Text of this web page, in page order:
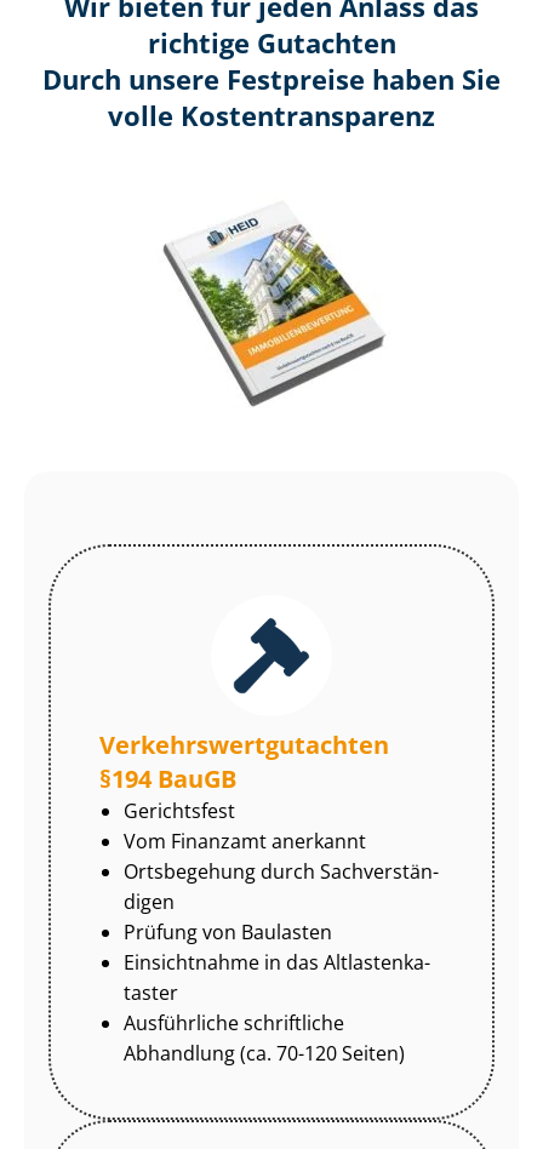
richtige Gutachten
Durch unsere Festpreise haben Sie
volle Kosten­transparenz
Ver­kehrs­wert­gut­ach­ten
§194 BauGB
Gerichtsfest
Vom Finanzamt anerkannt
Ortsbegehung durch Sach­ver­stän­
di­gen
Prüfung von Baulasten
Einsichtnahme in das Alt­las­ten­ka­
tas­ter
Ausführliche schriftliche
Abhandlung (ca. 70-120 Seiten)